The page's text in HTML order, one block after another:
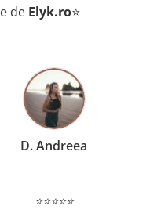
de Elyk.ro⭐
D. Andreea
⭐⭐⭐⭐⭐